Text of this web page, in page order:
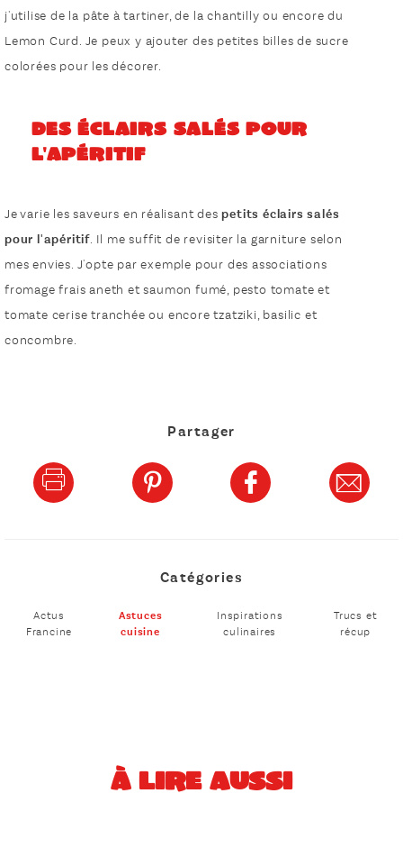
j'utilise de la pâte à tartiner, de la chantilly ou encore du
Lemon Curd. Je peux y ajouter des petites billes de sucre
colorées pour les décorer.
Des éclairs salés pour
l'apéritif
Je varie les saveurs en réalisant despetits éclairs salés
pour l'apéritif. Il me suffit de revisiter la garniture selon
mes envies. J'opte par exemple pour des associations
fromage frais aneth et saumon fumé, pesto tomate et
tomate cerise tranchée ou encore tzatziki, basilic et
concombre.
Partager
Catégories
Actus
Francine
Astuces
cuisine
Inspirations
culinaires
Trucs et
récup
À LIRE AUSSI